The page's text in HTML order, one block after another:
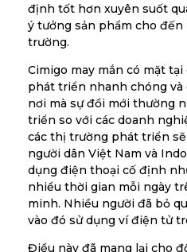
định tốt hơn xuyên suốt
ý tưởng sản phẩm cho
trường.
Cimigo may mắn có mặt
phát triển nhanh chóng và
nơi mà sự đổi mới thường
triển so với các doanh
các thị trường phát triển
người dân Việt Nam và
dụng điện thoại cố định
nhiều thời gian mỗi ngày
minh. Nhiều người đã bỏ
vào đó sử dụng ví điện tử
Điều này đã mang lại cho